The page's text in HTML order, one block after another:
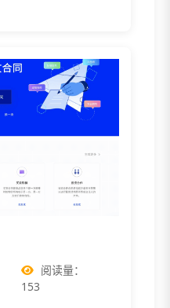
阅读量：
153